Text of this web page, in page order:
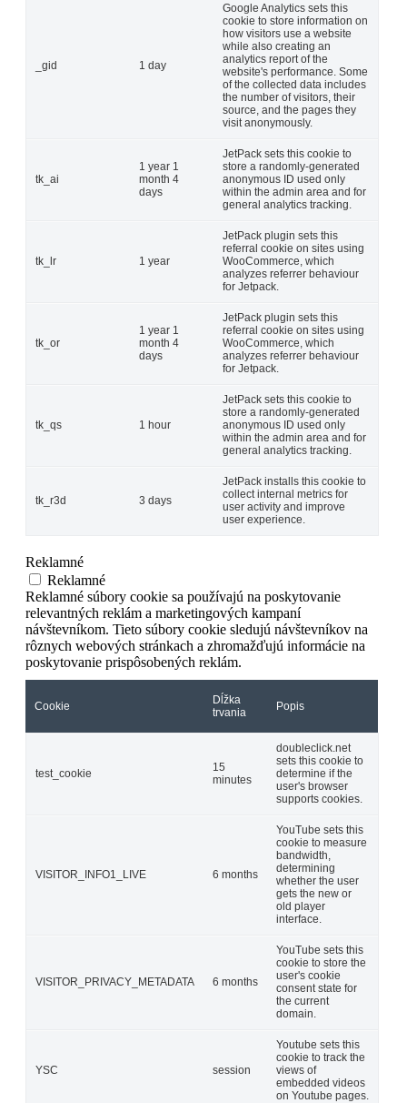
_gid 1 day
Google Analytics sets this
cookie to store information on
how visitors use a website
while also creating an
analytics report of the
website's performance. Some
of the collected data includes
the number of visitors, their
source, and the pages they
visit anonymously.
tk_ai
1 year 1
month 4
days
JetPack sets this cookie to
store a randomly-generated
anonymous ID used only
within the admin area and for
general analytics tracking.
tk_lr 1 year
JetPack plugin sets this
referral cookie on sites using
WooCommerce, which
analyzes referrer behaviour
for Jetpack.
tk_or
1 year 1
month 4
days
JetPack plugin sets this
referral cookie on sites using
WooCommerce, which
analyzes referrer behaviour
for Jetpack.
tk_qs 1 hour
JetPack sets this cookie to
store a randomly-generated
anonymous ID used only
within the admin area and for
general analytics tracking.
tk_r3d 3 days
JetPack installs this cookie to
collect internal metrics for
user activity and improve
user experience.
Reklamné
Reklamné
Reklamné súbory cookie sa používajú na poskytovanie
relevantných reklám a marketingových kampaní
návštevníkom. Tieto súbory cookie sledujú návštevníkov na
rôznych webových stránkach a zhromažďujú informácie na
poskytovanie prispôsobených reklám.
Cookie
Dĺžka
trvania
Popis
test_cookie
15
minutes
doubleclick.net
sets this cookie to
determine if the
user's browser
supports cookies.
VISITOR_INFO1_LIVE 6 months
YouTube sets this
cookie to measure
bandwidth,
determining
whether the user
gets the new or
old player
interface.
VISITOR_PRIVACY_METADATA 6 months
YouTube sets this
cookie to store the
user's cookie
consent state for
the current
domain.
YSC session
Youtube sets this
cookie to track the
views of
embedded videos
on Youtube pages.